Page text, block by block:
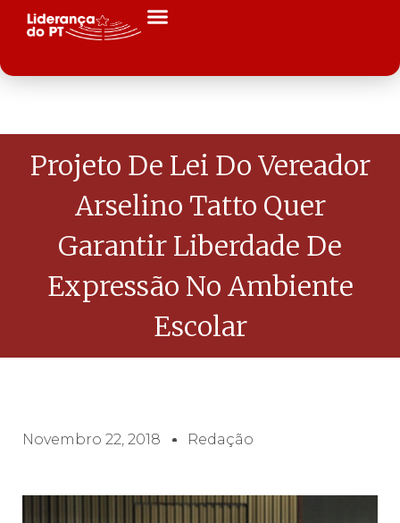
Projeto De Lei Do Vereador
Arselino Tatto Quer
Garantir Liberdade De
Expressão No Ambiente
Escolar
Novembro 22, 2018 Redação